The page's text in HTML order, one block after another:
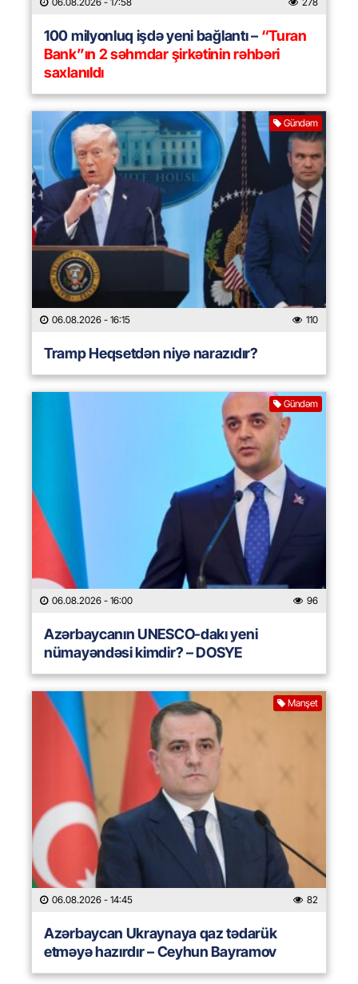
100 milyonluq işdə yeni bağlantı –“Turan
Bank”ın 2 səhmdar şirkətinin rəhbəri
saxlanıldı
Gündəm
06.08.2026 - 16:15 110
Tramp Heqsetdən niyə narazıdır?
Gündəm
06.08.2026 - 16:00 96
Azərbaycanın UNESCO-dakı yeni
nümayəndəsi kimdir? – DOSYE
Manşet
06.08.2026 - 14:45 82
Azərbaycan Ukraynaya qaz tədarük
etməyə hazırdır – Ceyhun Bayramov